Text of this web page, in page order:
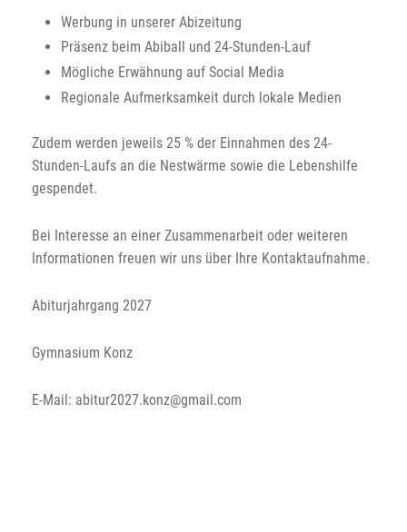
Werbung in unserer Abizeitung
Präsenz beim Abiball und 24-Stunden-Lauf
Mögliche Erwähnung auf Social Media
Regionale Aufmerksamkeit durch lokale Medien
Zudem werden jeweils 25 % der Einnahmen des 24-
Stunden-Laufs an die Nestwärme sowie die Lebenshilfe
gespendet.
Bei Interesse an einer Zusammenarbeit oder weiteren
Informationen freuen wir uns über Ihre Kontaktaufnahme.
Abiturjahrgang 2027
Gymnasium Konz
E-Mail: abitur2027.konz@gmail.com